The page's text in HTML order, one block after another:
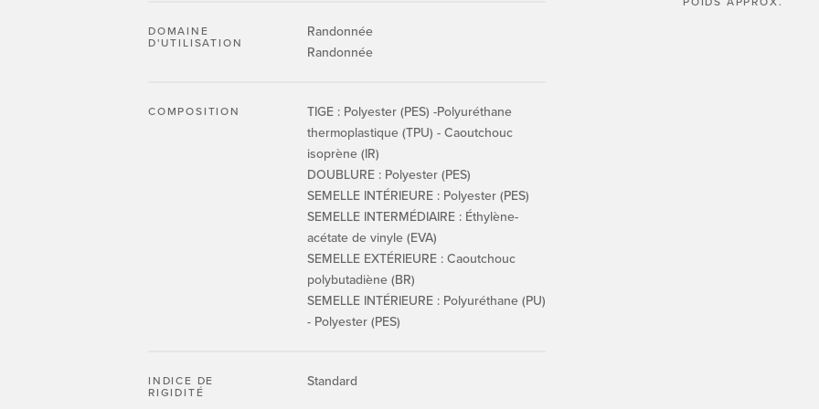
DOMAINE
D'UTILISATION
Randonnée
Randonnée
COMPOSITION
TIGE : Polyester (PES) -Polyuréthane
thermoplastique (TPU) - Caoutchouc
isoprène (IR)
DOUBLURE : Polyester (PES)
SEMELLE INTÉRIEURE : Polyester (PES)
SEMELLE INTERMÉDIAIRE : Éthylène-
acétate de vinyle (EVA)
SEMELLE EXTÉRIEURE : Caoutchouc
polybutadiène (BR)
SEMELLE INTÉRIEURE : Polyuréthane (PU)
- Polyester (PES)
INDICE DE
RIGIDITÉ
Standard